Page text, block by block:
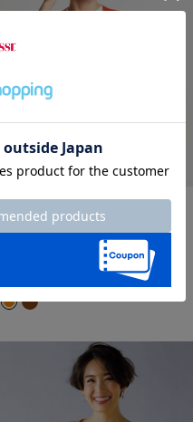
LIMITED THE CLASSE
カリアッジ・ハイゲージカーデ
ィガン
￥6,589